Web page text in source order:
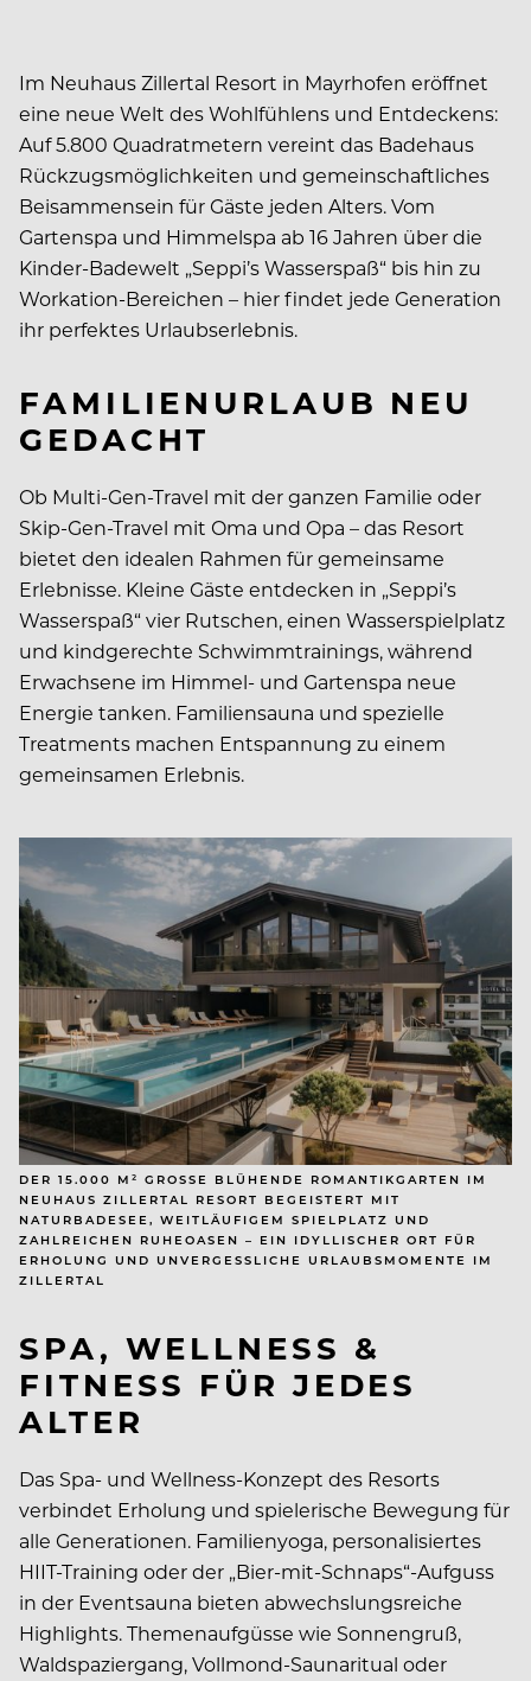
Im Neuhaus Zillertal Resort in Mayrhofen eröffnet
eine neue Welt des Wohlfühlens und Entdeckens:
Auf 5.800 Quadratmetern vereint das Badehaus
Rückzugsmöglichkeiten und gemeinschaftliches
Beisammensein für Gäste jeden Alters. Vom
Gartenspa und Himmelspa ab 16 Jahren über die
Kinder-Badewelt „Seppi’s Wasserspaß“ bis hin zu
Workation-Bereichen – hier findet jede Generation
ihr perfektes Urlaubserlebnis.
FAMILIENURLAUB NEU
GEDACHT
Ob Multi-Gen-Travel mit der ganzen Familie oder
Skip-Gen-Travel mit Oma und Opa – das Resort
bietet den idealen Rahmen für gemeinsame
Erlebnisse. Kleine Gäste entdecken in „Seppi’s
Wasserspaß“ vier Rutschen, einen Wasserspielplatz
und kindgerechte Schwimmtrainings, während
Erwachsene im Himmel- und Gartenspa neue
Energie tanken. Familiensauna und spezielle
Treatments machen Entspannung zu einem
gemeinsamen Erlebnis.
DER 15.000 M² GROSSE BLÜHENDE ROMANTIKGARTEN IM N
EUHAUS ZILLERTAL RESORT BEGEISTERT MIT N
ATURBADESEE, WEITLÄUFIGEM SPIELPLATZ UND Z
AHLREICHEN RUHEOASEN – EIN IDYLLISCHER ORT FÜR E
RHOLUNG UND UNVERGESSLICHE URLAUBSMOMENTE IM Z
ILLERTAL
SPA, WELLNESS &
FITNESS FÜR JEDES
ALTER
Das Spa- und Wellness-Konzept des Resorts
verbindet Erholung und spielerische Bewegung für
alle Generationen. Familienyoga, personalisiertes
HIIT-Training oder der „Bier-mit-Schnaps“-Aufguss
in der Eventsauna bieten abwechslungsreiche
Highlights. Themenaufgüsse wie Sonnengruß,
Waldspaziergang, Vollmond-Saunaritual oder